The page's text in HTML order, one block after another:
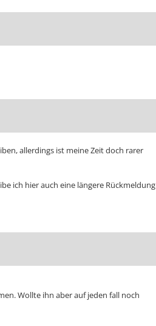
allerdings ist meine Zeit doch rarer
ich hier auch eine längere Rückmeldung
Wollte ihn aber auf jeden fall noch